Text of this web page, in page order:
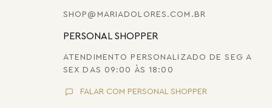
SHOP@MARIADOLORES.COM.BR
PERSONAL SHOPPER
ATENDIMENTO PERSONALIZADO DE SEG A
SEX DAS 09:00 ÀS 18:00
FALAR COM PERSONAL SHOPPER